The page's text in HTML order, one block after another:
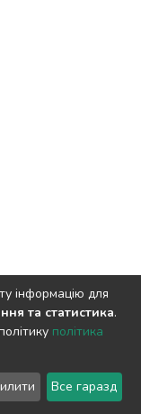
A.S. Makarenko
Feedback
інформацію для
та статистика.
політика
Все гаразд